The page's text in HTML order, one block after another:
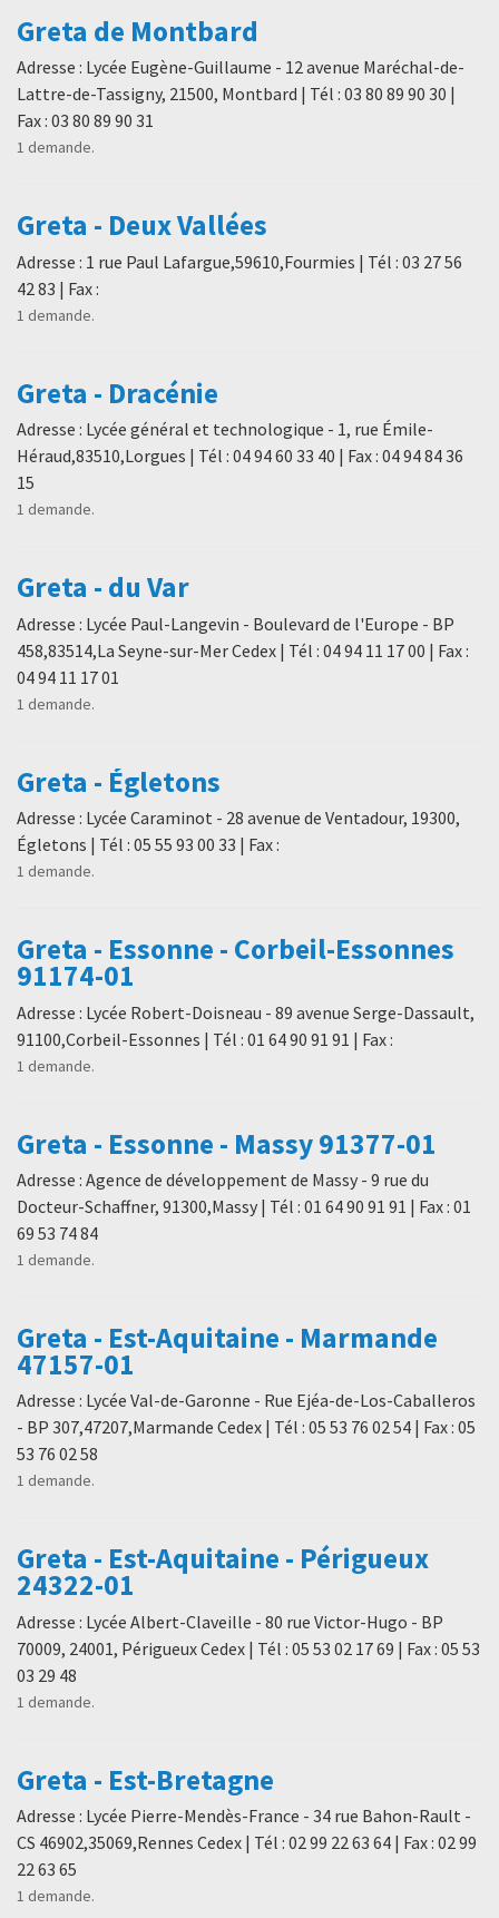
Greta de Montbard
Adresse : Lycée Eugène-Guillaume - 12 avenue Maréchal-de-
Lattre-de-Tassigny, 21500, Montbard | Tél : 03 80 89 90 30 |
Fax : 03 80 89 90 31
1 demande.
Greta - Deux Vallées
Adresse : 1 rue Paul Lafargue,59610,Fourmies | Tél : 03 27 56
42 83 | Fax :
1 demande.
Greta - Dracénie
Adresse : Lycée général et technologique - 1, rue Émile-
Héraud,83510,Lorgues | Tél : 04 94 60 33 40 | Fax : 04 94 84 36
15
1 demande.
Greta - du Var
Adresse : Lycée Paul-Langevin - Boulevard de l'Europe - BP
458,83514,La Seyne-sur-Mer Cedex | Tél : 04 94 11 17 00 | Fax :
04 94 11 17 01
1 demande.
Greta - Égletons
Adresse : Lycée Caraminot - 28 avenue de Ventadour, 19300,
Égletons | Tél : 05 55 93 00 33 | Fax :
1 demande.
Greta - Essonne - Corbeil-Essonnes
91174-01
Adresse : Lycée Robert-Doisneau - 89 avenue Serge-Dassault,
91100,Corbeil-Essonnes | Tél : 01 64 90 91 91 | Fax :
1 demande.
Greta - Essonne - Massy 91377-01
Adresse : Agence de développement de Massy - 9 rue du
Docteur-Schaffner, 91300,Massy | Tél : 01 64 90 91 91 | Fax : 01
69 53 74 84
1 demande.
Greta - Est-Aquitaine - Marmande
47157-01
Adresse : Lycée Val-de-Garonne - Rue Ejéa-de-Los-Caballeros
- BP 307,47207,Marmande Cedex | Tél : 05 53 76 02 54 | Fax : 05
53 76 02 58
1 demande.
Greta - Est-Aquitaine - Périgueux
24322-01
Adresse : Lycée Albert-Claveille - 80 rue Victor-Hugo - BP
70009, 24001, Périgueux Cedex | Tél : 05 53 02 17 69 | Fax : 05 53
03 29 48
1 demande.
Greta - Est-Bretagne
Adresse : Lycée Pierre-Mendès-France - 34 rue Bahon-Rault -
CS 46902,35069,Rennes Cedex | Tél : 02 99 22 63 64 | Fax : 02 99
22 63 65
1 demande.